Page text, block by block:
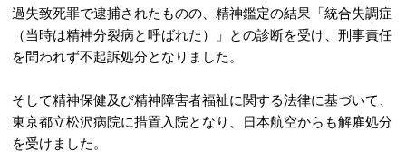
過失致死罪で逮捕されたものの、精神鑑定の結果「統合失調症
（当時は精神分裂病と呼ばれた）」との診断を受け、刑事責任
を問われず不起訴処分となりました。
そして精神保健及び精神障害者福祉に関する法律に基づいて、
東京都立松沢病院に措置入院となり、日本航空からも解雇処分
を受けました。